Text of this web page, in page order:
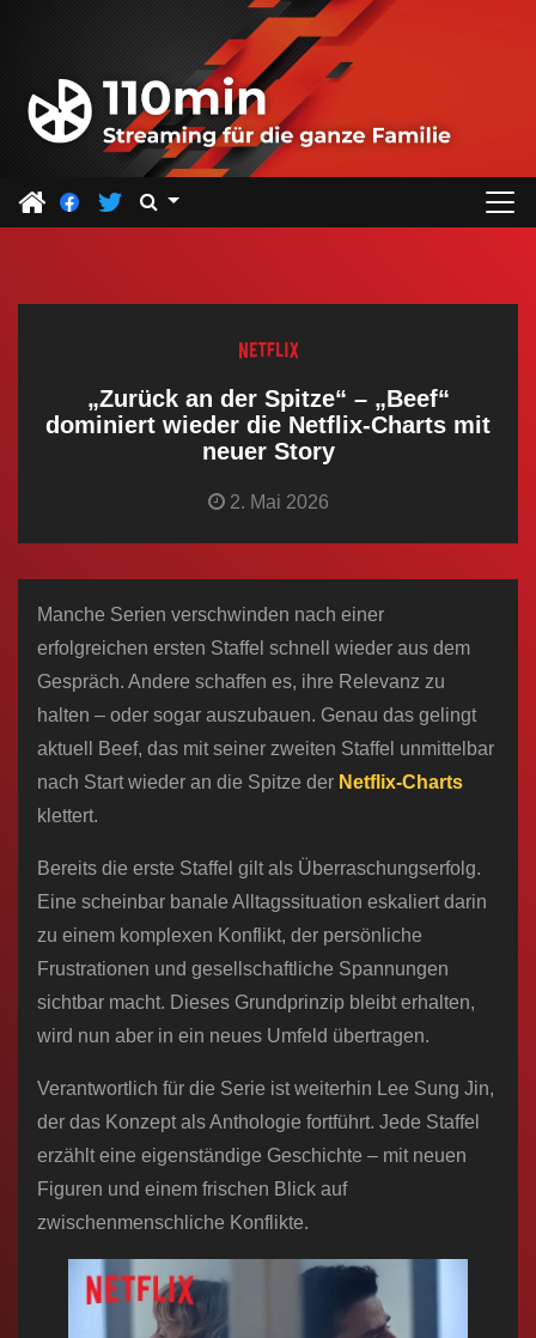
„Zurück an der Spitze“ – „Beef“
dominiert wieder die Netflix-Charts mit
neuer Story
2. Mai 2026
Manche Serien verschwinden nach einer
erfolgreichen ersten Staffel schnell wieder aus dem
Gespräch. Andere schaffen es, ihre Relevanz zu
halten – oder sogar auszubauen. Genau das gelingt
aktuell Beef, das mit seiner zweiten Staffel unmittelbar
nach Start wieder an die Spitze der Netflix-Charts
klettert.
Bereits die erste Staffel gilt als Überraschungserfolg.
Eine scheinbar banale Alltagssituation eskaliert darin
zu einem komplexen Konflikt, der persönliche
Frustrationen und gesellschaftliche Spannungen
sichtbar macht. Dieses Grundprinzip bleibt erhalten,
wird nun aber in ein neues Umfeld übertragen.
Verantwortlich für die Serie ist weiterhin Lee Sung Jin,
der das Konzept als Anthologie fortführt. Jede Staffel
erzählt eine eigenständige Geschichte – mit neuen
Figuren und einem frischen Blick auf
zwischenmenschliche Konflikte.